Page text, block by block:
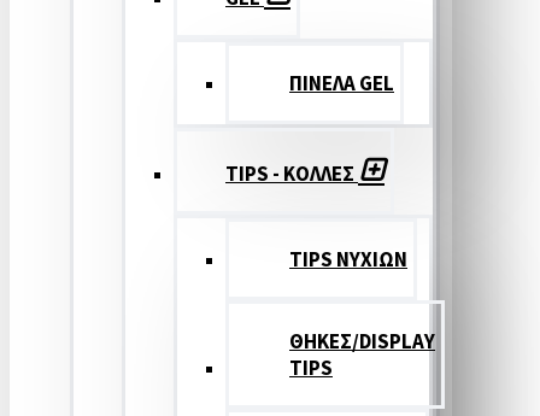
ΠΙΝΕΛΑ GEL
TIPS - ΚΟΛΛΕΣ
TIPS ΝΥΧΙΩΝ
ΘΗΚΕΣ/DISPLAY
TIPS